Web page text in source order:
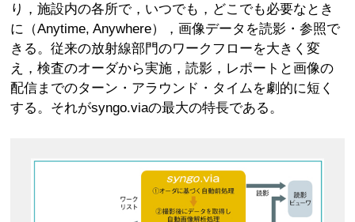
り，施設内の各所で，いつでも，どこでも必要なとき
に（Anytime, Anywhere），画像データを読影・参照で
きる。従来の放射線部門のワークフローを大きく変
え，検査のオーダから実施，読影，レポートと画像の
配信までのターン・アラウンド・タイムを劇的に短く
する。それがsyngo.viaの最大の特長である。